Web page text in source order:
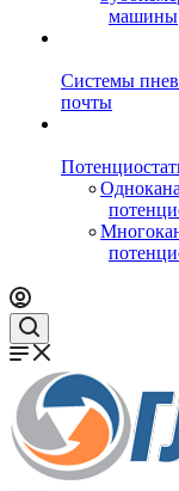
машины
Системы
почты